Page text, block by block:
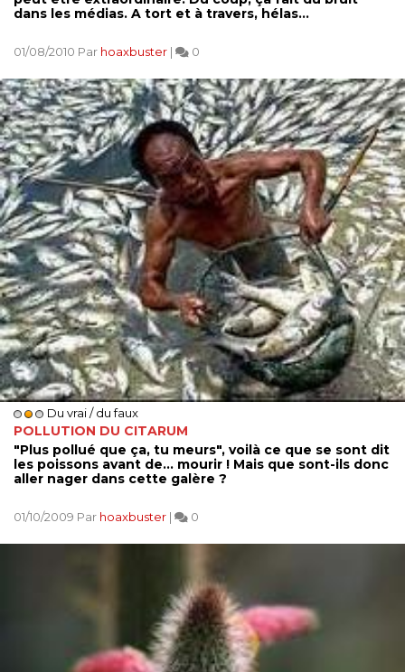
dans les médias. A tort et à travers, hélas...
01/08/2010 Par hoaxbuster | 0
Du vrai / du faux
POLLUTION DU CITARUM
"Plus pollué que ça, tu meurs", voilà ce que se sont dit
les poissons avant de... mourir ! Mais que sont-ils donc
aller nager dans cette galère ?
01/10/2009 Par hoaxbuster | 0